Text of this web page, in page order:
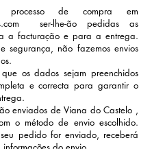
processo de compra em
ser-lhe-ão pedidas as
a facturação e para a entrega.
segurança, não fazemos envios
os dados sejam preenchidos
e correcta para garantir o
enviados de Viana do Castelo ,
o método de envio escolhido.
pedido for enviado, receberá